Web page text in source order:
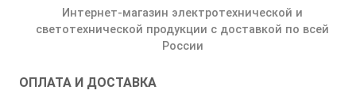
Интернет-магазин электротехнической и
светотехнической продукции с доставкой по всей
России
ОПЛАТА И ДОСТАВКА